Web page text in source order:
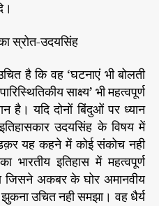
स्रोत-उदयसिंह
है कि वह ‘घटनाएं भी बोलती
साक्ष्य’ भी महत्वपूर्ण
है। यदि दोनों बिंदुओं पर ध्यान
इतिहासकार उदयसिंह के विषय में
यह कहने में कोई संकोच नही
भारतीय इतिहास में महत्वपूर्ण
जिसने अकबर के घोर अमानवीय
उचित नही समझा। वह धैर्य